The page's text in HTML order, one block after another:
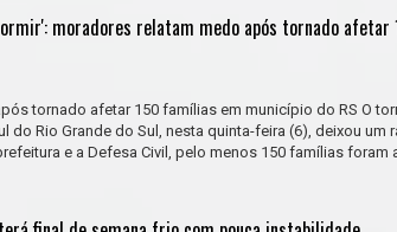
moradores relatam medo após tornado
tornado afetar 150 famílias em município do RS O
do Rio Grande do Sul, nesta quinta-feira (6), deixou um
e a Defesa Civil, pelo menos 150 famílias